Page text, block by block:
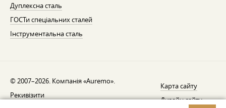
Дуплексна сталь
ГОСТи спеціальних сталей
Інструментальна сталь
© 2007–2026. Компанія «Auremo».
Рекивізити
Карта сайту
Дизайн сайту —